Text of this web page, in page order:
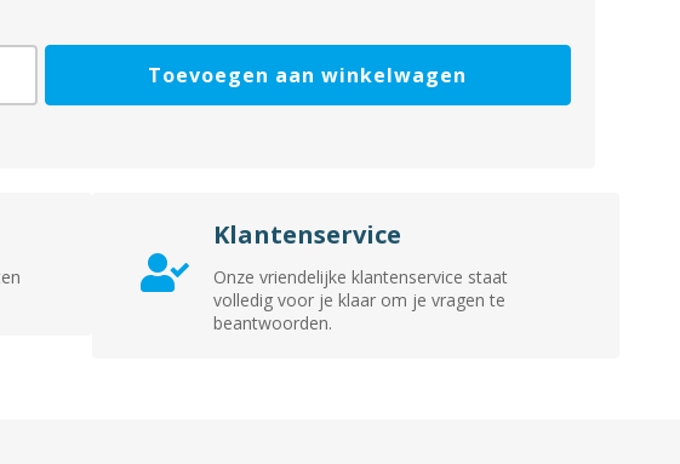
Toevoegen aan winkelwagen
Klantenservice
Onze vriendelijke klantenservice staat
volledig voor je klaar om je vragen te
beantwoorden.